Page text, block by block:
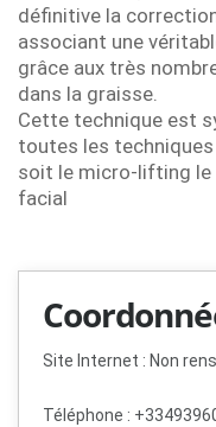
définitive la
associant une
grâce aux très
dans la graisse.
Cette technique est
toutes les
soit le micro-lifting
facial
Site Internet : Non
Téléphone :